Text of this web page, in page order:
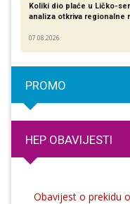
Koliki dio plaće u Ličko-
analiza otkriva regionalne
07.08.2026
PROMO
HEP OBAVIJESTI
Obavijest o prekidu